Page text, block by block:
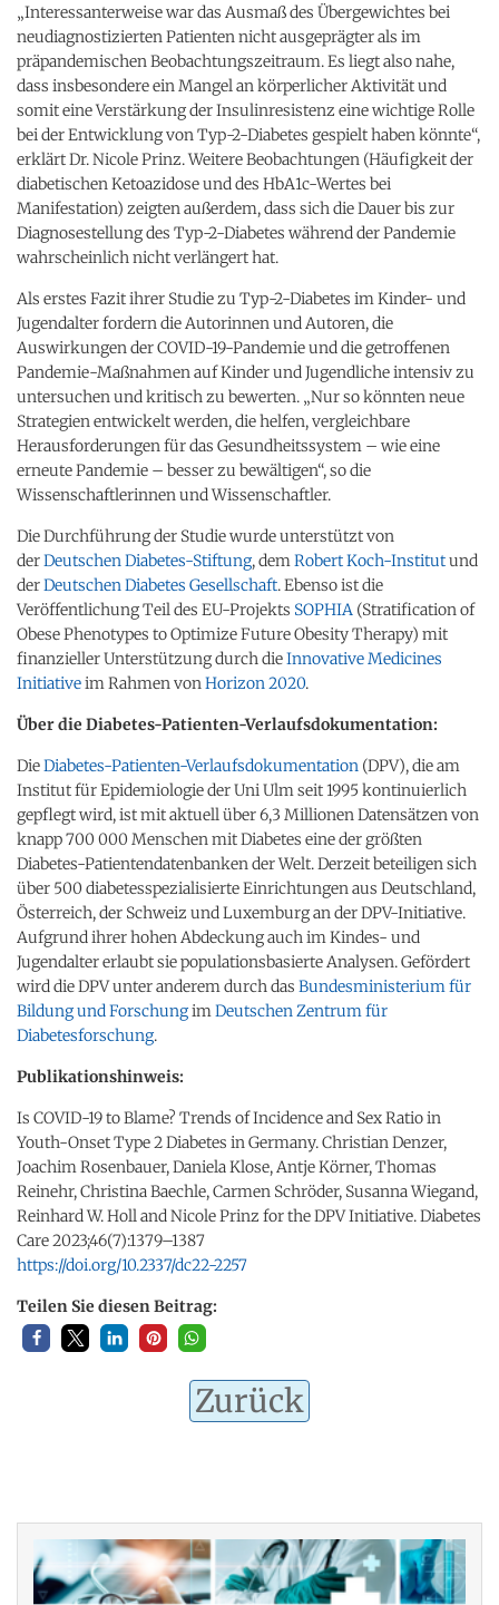
„Interessanterweise war das Ausmaß des Übergewichtes bei
neudiagnostizierten Patienten nicht ausgeprägter als im
präpandemischen Beobachtungszeitraum. Es liegt also nahe,
dass insbesondere ein Mangel an körperlicher Aktivität und
somit eine Verstärkung der Insulinresistenz eine wichtige Rolle
bei der Entwicklung von Typ-2-Diabetes gespielt haben könnte“,
erklärt Dr. Nicole Prinz. Weitere Beobachtungen (Häufigkeit der
diabetischen Ketoazidose und des HbA1c-Wertes bei
Manifestation) zeigten außerdem, dass sich die Dauer bis zur
Diagnosestellung des Typ-2-Diabetes während der Pandemie
wahrscheinlich nicht verlängert hat.
Als erstes Fazit ihrer Studie zu Typ-2-Diabetes im Kinder- und
Jugendalter fordern die Autorinnen und Autoren, die
Auswirkungen der COVID-19-Pandemie und die getroffenen
Pandemie-Maßnahmen auf Kinder und Jugendliche intensiv zu
untersuchen und kritisch zu bewerten. „Nur so könnten neue
Strategien entwickelt werden, die helfen, vergleichbare
Herausforderungen für das Gesundheitssystem – wie eine
erneute Pandemie – besser zu bewältigen“, so die
Wissenschaftlerinnen und Wissenschaftler.
Die Durchführung der Studie wurde unterstützt von
derDeutschen Diabetes-Stiftung, dem Robert Koch-Institutund
derDeutschen Diabetes Gesellschaft. Ebenso ist die
Veröffentlichung Teil des EU-Projekts SOPHIA (Stratification of
Obese Phenotypes to Optimize Future Obesity Therapy) mit
finanzieller Unterstützung durch dieInnovative Medicines
Initiativeim Rahmen von Horizon 2020.
Über die Diabetes-Patienten-Verlaufsdokumentation:
DieDiabetes-Patienten-Verlaufsdokumentation (DPV), die am
Institut für Epidemiologie der Uni Ulm seit 1995 kontinuierlich
gepflegt wird, ist mit aktuell über 6,3 Millionen Datensätzen von
knapp 700 000 Menschen mit Diabetes eine der größten
Diabetes-Patientendatenbanken der Welt. Derzeit beteiligen sich
über 500 diabetesspezialisierte Einrichtungen aus Deutschland,
Österreich, der Schweiz und Luxemburg an der DPV-Initiative.
Aufgrund ihrer hohen Abdeckung auch im Kindes- und
Jugendalter erlaubt sie populationsbasierte Analysen. Gefördert
wird die DPV unter anderem durch das Bundesministerium für
Bildung und Forschungim Deutschen Zentrum für
Diabetesforschung.
Publikationshinweis:
Is COVID-19 to Blame? Trends of Incidence and Sex Ratio in
Youth-Onset Type 2 Diabetes in Germany. Christian Denzer,
Joachim Rosenbauer, Daniela Klose, Antje Körner, Thomas
Reinehr, Christina Baechle, Carmen Schröder, Susanna Wiegand,
Reinhard W. Holl and Nicole Prinz for the DPV Initiative. Diabetes
Care 2023;46(7):1379–1387
https://doi.org/10.2337/dc22-2257
Teilen Sie diesen Beitrag:
Zurück